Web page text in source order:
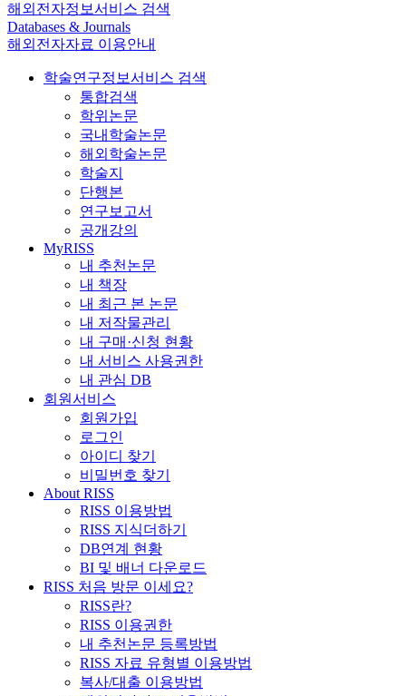
해외전자정보서비스 검색
Databases & Journals
해외전자자료 이용안내
학술연구정보서비스 검색
통합검색
학위논문
국내학술논문
해외학술논문
학술지
단행본
연구보고서
공개강의
MyRISS
내 추천논문
내 책장
내 최근 본 논문
내 저작물관리
내 구매·신청 현황
내 서비스 사용권한
내 관심 DB
회원서비스
회원가입
로그인
아이디 찾기
비밀번호 찾기
About RISS
RISS 이용방법
RISS 지식더하기
DB연계 현황
BI 및 배너 다운로드
RISS 처음 방문 이세요?
RISS란?
RISS 이용권한
내 추천논문 등록방법
RISS 자료 유형별 이용방법
복사/대출 이용방법